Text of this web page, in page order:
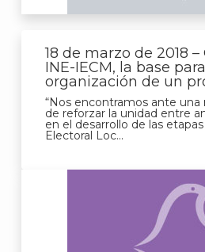
18 de marzo de 2018
INE-IECM, la base
organización de un
“Nos encontramos ante
de reforzar la unidad entre
en el desarrollo de las
Electoral Loc...